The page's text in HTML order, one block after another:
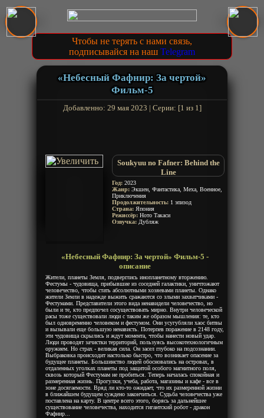
Чтобы не терять с нами связь,
подписывайся на наш Telegram
«Небесный Фафнир: За чертой»
Фильм-5
Добавленно: 29 мая 2023 | Серии: [1 из 1]
Soukyuu no Fafner: Behind the
Line
Soukyuu no Fafner: Dead
Aggressor - Behind the Line
Год: 2023
Жанр: Экшен, Фантастика, Меха, Военное,
Приключения
Продолжительность: 1 эпизод
Страна: Япония
Режиссёр: Ното Такаси
Озвучка: Дубляж
«Небесный Фафнир: За чертой» Фильм-5 -
описание
Жители, планеты Земля, подверглись инопланетному вторжению.
Фестумы - чудовища, прибывшие из соседней галактики, уничтожают
человечество, чтобы стать абсолютными хозяевами планеты. Однако
жители Земли в надежде выжить сражаются со злыми захватчиками -
Фестумами. Представители этого вида ненавидели человечество, но
были и те, кто предпочел сосуществовать мирно. Внутри человеческой
расы тоже существовали люди с таким же образом мышления: те, кто
был одновременно человеком и фестумом. Они усугубляли хаос битвы
и вызывали еще большую ненависть. Потерпев поражение в 2148 году,
эти чудовища скрылись и ждут момента, чтобы нанести новый удар.
Люди проводят зачистки территорий, пользуясь высокотехнологичным
оружием. Но страх - великая сила. Он засел глубоко на подсознании.
Выбраковка происходит настолько быстро, что возникает опасение за
будущее планеты. Большинство людей обосновались на островах, в
отдаленных уголках планеты под защитой особого магнитного поля,
сквозь который Фестумам не пробиться. Теперь началась спокойная и
размеренная жизнь. Прогулки, учеба, работа, магазины и кафе - все в
зоне досягаемости. Вряд ли кто-то ожидает, что их размеренной жизни
в ближайшем будущем суждено закончиться. Судьба человечества уже
поставлена на карту. В центре всего этого, борясь за дальнейшее
существование человечества, находится гигантский робот - дракон
Фафнир...